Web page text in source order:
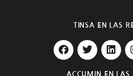
TINSA EN LAS
F
a
T
w
L
i
ACCUMIN EN LAS